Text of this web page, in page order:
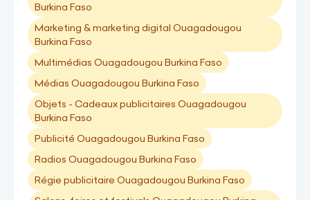
Burkina Faso
Marketing & marketing digital Ouagadougou
Burkina Faso
Multimédias Ouagadougou Burkina Faso
Médias Ouagadougou Burkina Faso
Objets - Cadeaux publicitaires Ouagadougou
Burkina Faso
Publicité Ouagadougou Burkina Faso
Radios Ouagadougou Burkina Faso
Régie publicitaire Ouagadougou Burkina Faso